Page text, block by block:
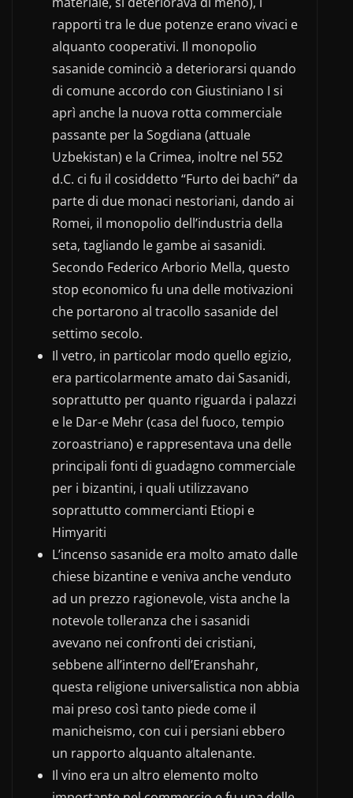
rapporti tra le due potenze erano vivaci e
alquanto cooperativi. Il monopolio
sasanide cominciò a deteriorarsi quando
di comune accordo con Giustiniano I si
aprì anche la nuova rotta commerciale
passante per la Sogdiana (attuale
Uzbekistan) e la Crimea, inoltre nel 552
d.C. ci fu il cosiddetto “Furto dei bachi” da
parte di due monaci nestoriani, dando ai
Romei, il monopolio dell’industria della
seta, tagliando le gambe ai sasanidi.
Secondo Federico Arborio Mella, questo
stop economico fu una delle motivazioni
che portarono al tracollo sasanide del
settimo secolo.
Il vetro, in particolar modo quello egizio,
era particolarmente amato dai Sasanidi,
soprattutto per quanto riguarda i palazzi
e le Dar-e Mehr (casa del fuoco, tempio
zoroastriano) e rappresentava una delle
principali fonti di guadagno commerciale
per i bizantini, i quali utilizzavano
soprattutto commercianti Etiopi e
Himyariti
L’incenso sasanide era molto amato dalle
chiese bizantine e veniva anche venduto
ad un prezzo ragionevole, vista anche la
notevole tolleranza che i sasanidi
avevano nei confronti dei cristiani,
sebbene all’interno dell’Eranshahr,
questa religione universalistica non abbia
mai preso così tanto piede come il
manicheismo, con cui i persiani ebbero
un rapporto alquanto altalenante.
Il vino era un altro elemento molto